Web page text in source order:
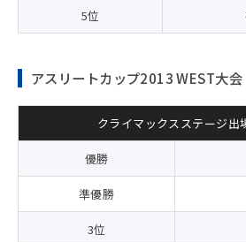
5位
アスリートカップ2013 WEST大会
クライマックスステージ出
優勝
準優勝
3位